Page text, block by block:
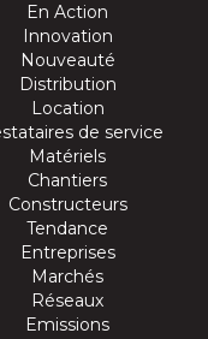
En Action
Innovation
Nouveauté
Distribution
Location
de service
Matériels
Chantiers
Constructeurs
Tendance
Entreprises
Marchés
Réseaux
Emissions